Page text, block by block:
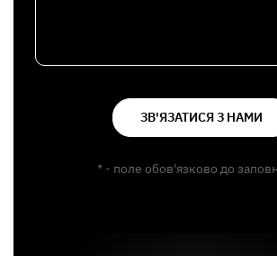
ЗВ'ЯЗАТИСЯ З НАМИ
* - поле обов'язково до